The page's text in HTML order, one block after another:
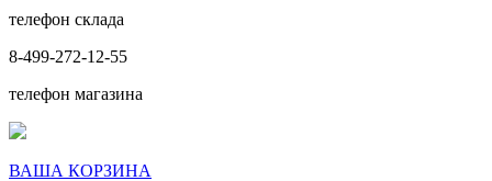
телефон склада
8-499-272-12-55
телефон магазина
ВАША КОРЗИНА